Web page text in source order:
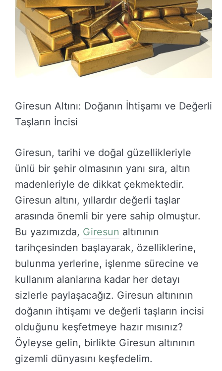
Giresun Altını: Doğanın İhtişamı ve Değerli
Taşların İncisi
Giresun, tarihi ve doğal güzellikleriyle
ünlü bir şehir olmasının yanı sıra, altın
madenleriyle de dikkat çekmektedir.
Giresun altını, yıllardır değerli taşlar
arasında önemli bir yere sahip olmuştur.
Bu yazımızda, Giresun altınının
tarihçesinden başlayarak, özelliklerine,
bulunma yerlerine, işlenme sürecine ve
kullanım alanlarına kadar her detayı
sizlerle paylaşacağız. Giresun altınının
doğanın ihtişamı ve değerli taşların incisi
olduğunu keşfetmeye hazır mısınız?
Öyleyse gelin, birlikte Giresun altınının
gizemli dünyasını keşfedelim.